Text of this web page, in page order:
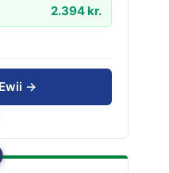
2.394 kr.
→